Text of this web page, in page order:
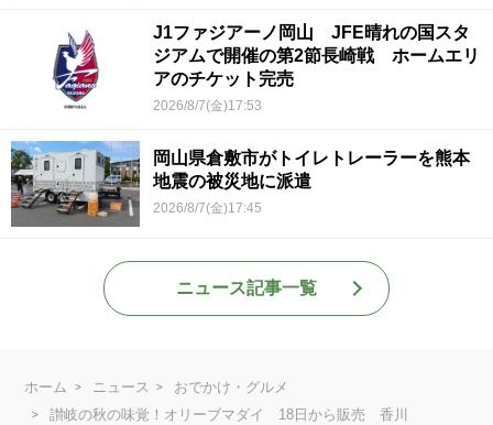
J1ファジアーノ岡山 JFE晴れの国スタ
ジアムで開催の第2節長崎戦 ホームエリ
アのチケット完売
2026/8/7(金)17:53
岡山県倉敷市がトイレトレーラーを熊本
地震の被災地に派遣
2026/8/7(金)17:45
ニュース記事一覧
ホーム ニュース
おでかけ・グルメ
讃岐の秋の味覚！オリーブマダイ 18日から販売 香川